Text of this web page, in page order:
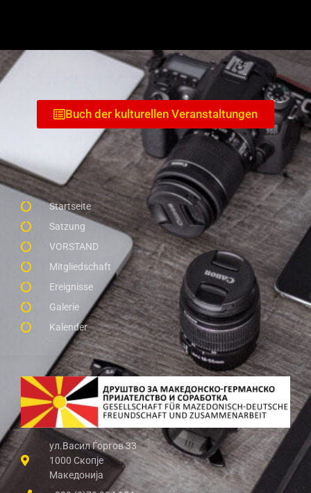
ул.Васил Ѓоргов 33
1000 Скопје
Македонија
Startseite
Satzung
VORSTAND
Mitgliedschaft
Ereignisse
Galerie
Kalender
Buch der kulturellen Veranstaltungen